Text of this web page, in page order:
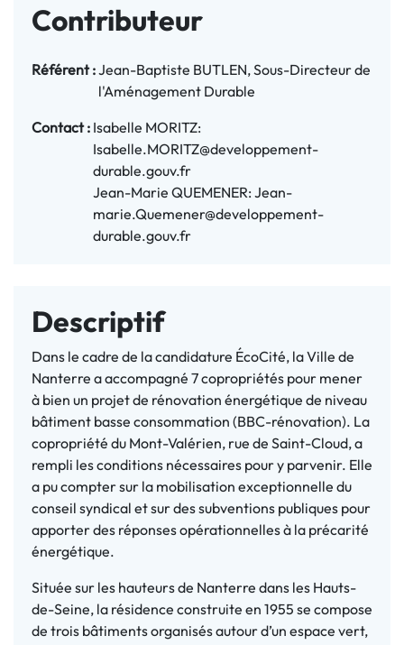
Contributeur
Référent :Jean-Baptiste BUTLEN, Sous-Directeur de
l'Aménagement Durable
Contact : Isabelle MORITZ:
Isabelle.MORITZ@developpement-
durable.gouv.fr
Jean-Marie QUEMENER: Jean-
marie.Quemener@developpement-
durable.gouv.fr
Descriptif
Dans le cadre de la candidature ÉcoCité, la Ville de
Nanterre a accompagné 7 copropriétés pour mener
à bien un projet de rénovation énergétique de niveau
bâtiment basse consommation (BBC-rénovation). La
copropriété du Mont-Valérien, rue de Saint-Cloud, a
rempli les conditions nécessaires pour y parvenir. Elle
a pu compter sur la mobilisation exceptionnelle du
conseil syndical et sur des subventions publiques pour
apporter des réponses opérationnelles à la précarité
énergétique.
Située sur les hauteurs de Nanterre dans les Hauts-
de-Seine, la résidence construite en 1955 se compose
de trois bâtiments organisés autour d’un espace vert,